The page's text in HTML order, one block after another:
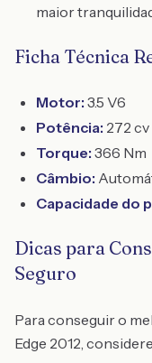
maior
Ficha Técnica
Motor: 3.5 V6
Potência: 272 cv
Torque: 366 Nm
Câmbio:
Capacidade do
Dicas para
Seguro
Para conseguir o
Edge 2012,